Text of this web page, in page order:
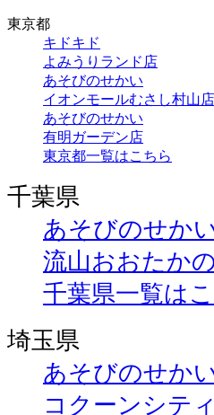
東京都
キドキド
よみうりランド店
あそびのせかい
イオンモールむさし村山店
あそびのせかい
有明ガーデン店
東京都一覧はこちら
千葉県
あそびのせか
流山おおたか
千葉県一覧は
埼玉県
あそびのせか
コクーンシテ